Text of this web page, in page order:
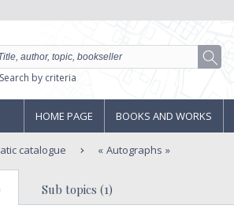
Search by criteria
HOME PAGE BOOKS AND WORKS
catalogue Autographs
Sub topics (1)